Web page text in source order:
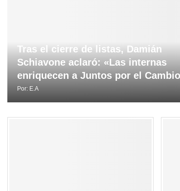
Tras el cierre de listas, Damián
Schiavone aclaró: «Las internas
enriquecen a Juntos por el
Por: E.A